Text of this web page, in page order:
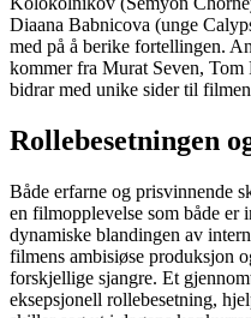
Diaana Babnicova (unge
med på å berike fortellingen.
kommer fra Murat Seven, Tom
bidrar med unike sider til
Rollebesetningen
Både erfarne og prisvinnende
en filmopplevelse som både er
dynamiske blandingen av
filmens ambisiøse produksjon
forskjellige sjangre. Et
eksepsjonell rollebesetning,